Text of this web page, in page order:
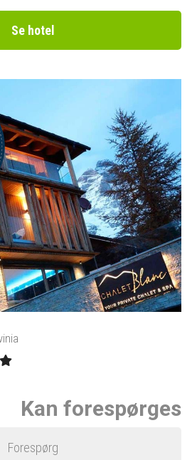
Se hotel
Kan forespørges
Forespørg